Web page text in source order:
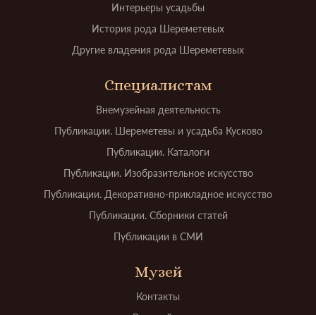
Интерьеры усадьбы
История рода Шереметевых
Другие владения рода Шереметевых
Специалистам
Внемузейная деятельность
Публикации. Шереметевы и усадьба Кусково
Публикации. Каталоги
Публикации. Изобразительное искусство
Публикации. Декоративно-прикладное искусство
Публикации. Сборники статей
Публикации в СМИ
Музей
Контакты